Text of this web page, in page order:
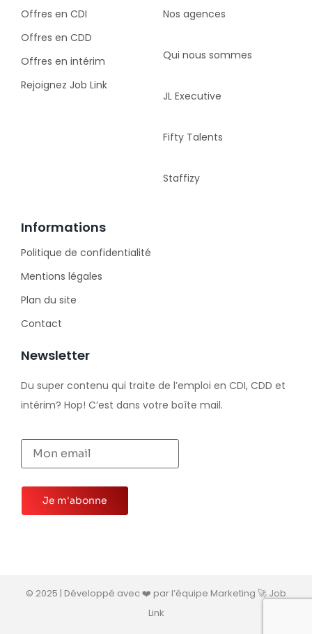
Offres en CDI
Offres en CDD
Offres en intérim
Rejoignez Job Link
Nos agences
Qui nous sommes
JL Executive
Fifty Talents
Staffizy
Informations
Politique de confidentialité
Mentions légales
Plan du site
Contact
Newsletter
Du super contenu qui traite de l’emploi en CDI, CDD et
intérim? Hop! C’est dans votre boîte mail.
© 2025 | Développé avec ❤️ par l’équipe Marketing 🚀 Job
Link